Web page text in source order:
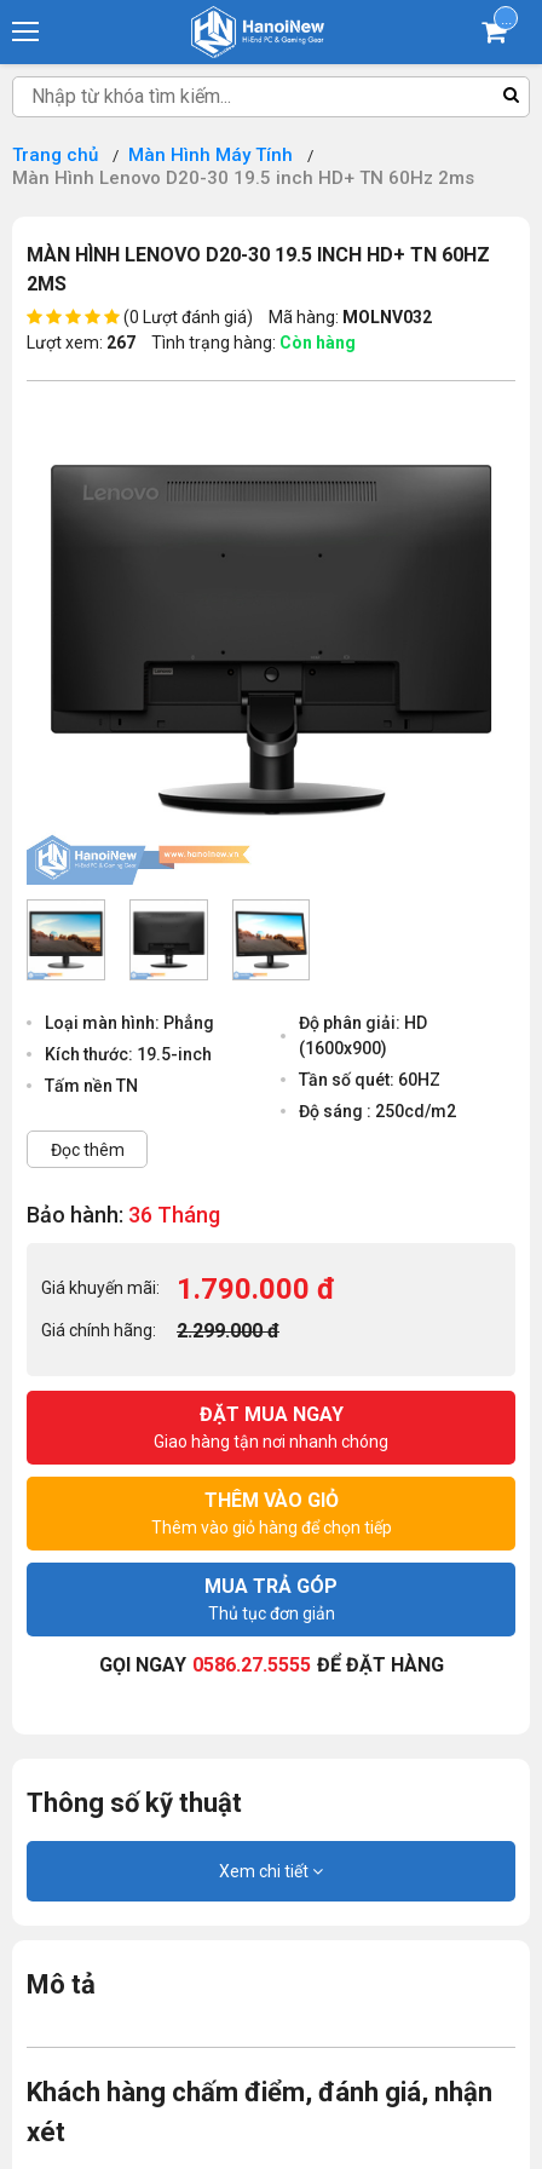
Trang chủ
Màn Hình Máy Tính
Màn Hình Lenovo D20-30 19.5 inch HD+ TN 60Hz 2ms
MÀN HÌNH LENOVO D20-30 19.5 INCH HD+ TN 60HZ
2MS
(0 Lượt đánh giá) Mã hàng: MOLNV032
Lượt xem: 267 Tình trạng hàng: Còn hàng
Loại màn hình: Phẳng
Kích thước: 19.5-inch
Tấm nền TN
Độ phân giải: HD
(1600x900)
Tần số quét: 60HZ
Độ sáng : 250cd/m2
Đọc thêm
Bảo hành: 36 Tháng
Giá khuyến mãi: 1.790.000 đ
Giá chính hãng: 2.299.000 đ
ĐẶT MUA NGAY
Giao hàng tận nơi nhanh chóng
THÊM VÀO GIỎ
Thêm vào giỏ hàng để chọn tiếp
MUA TRẢ GÓP
Thủ tục đơn giản
GỌI NGAY 0586.27.5555 ĐỂ ĐẶT HÀNG
Mô tả
Khách hàng chấm điểm, đánh giá, nhận
xét
Thông số kỹ thuật
Xem chi tiết